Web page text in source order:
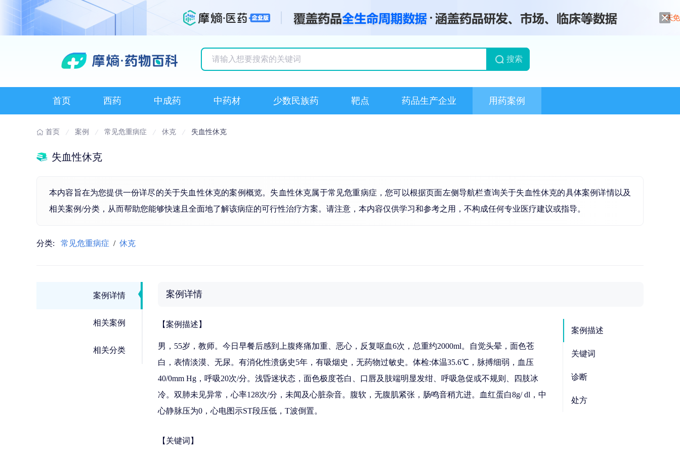
搜索
首页 西药 中成药 中药材 少数民族药 靶点 药品生产企业 用药案例
首页 案例 常见危重病症 休克 失血性休克
失血性休克
本内容旨在为您提供一份详尽的关于失血性休克的案例概览。失血性休克属于常见危重病症，您可以根据页面左侧导航栏查询关于失血性休克的具体案例详情以及
相关案例/分类，从而帮助您能够快速且全面地了解该病症的可行性治疗方案。请注意，本内容仅供学习和参考之用，不构成任何专业医疗建议或指导。
分类: 常见危重病症 / 休克
案例详情
相关案例
相关分类
案例详情
【案例描述】
男，55岁，教师。今日早餐后感到上腹疼痛加重、恶心，反复呕血6次，总重约2000ml。自觉头晕，面色苍
白，表情淡漠、无尿。有消化性溃疡史5年，有吸烟史，无药物过敏史。体检:体温35.6℃，脉搏细弱，血压
40/0mm Hg，呼吸20次/分。浅昏迷状态，面色极度苍白、口唇及肢端明显发绀、呼吸急促或不规则、四肢冰
冷。双肺未见异常，心率128次/分，未闻及心脏杂音。腹软，无腹肌紧张，肠鸣音稍亢进。血红蛋白8g/ dl，中
心静脉压为0，心电图示ST段压低，T波倒置。
【关键词】
案例描述
关键词
诊断
处方